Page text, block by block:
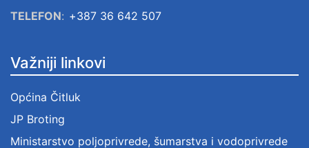
TELEFON: +387 36 642 507
Važniji linkovi
Općina Čitluk
JP Broting
Ministarstvo poljoprivrede, šumarstva i vodoprivrede